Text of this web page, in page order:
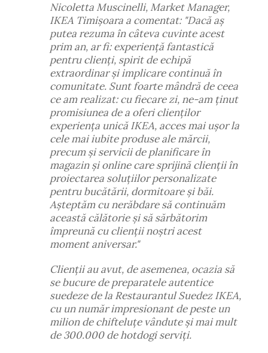
Nicoletta Muscinelli, Market Manager,
IKEA Timișoara a comentat: "Dacă aș
putea rezuma în câteva cuvinte acest
prim an, ar fi: experiență fantastică
pentru clienți, spirit de echipă
extraordinar și implicare continuă în
comunitate. Sunt foarte mândră de ceea
ce am realizat: cu fiecare zi, ne-am ținut
promisiunea de a oferi clienților
experiența unică IKEA, acces mai ușor la
cele mai iubite produse ale mărcii,
precum și servicii de planificare în
magazin și online care sprijină clienții în
proiectarea soluțiilor personalizate
pentru bucătării, dormitoare și băi.
Așteptăm cu nerăbdare să continuăm
această călătorie și să sărbătorim
împreună cu clienții noștri acest
moment aniversar."
Clienții au avut, de asemenea, ocazia să
se bucure de preparatele autentice
suedeze de la Restaurantul Suedez IKEA,
cu un număr impresionant de peste un
milion de chifteluțe vândute și mai mult
de 300.000 de hotdogi serviți.